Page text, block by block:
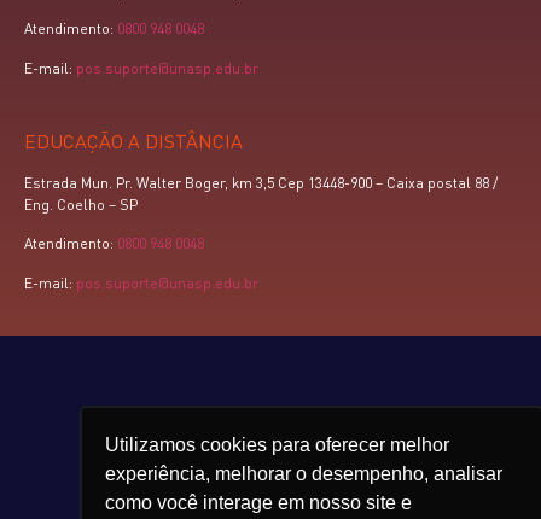
Utilizamos cookies para oferecer melhor
experiência, melhorar o desempenho, analisar
como você interage em nosso site e
Atendimento: 0800 948 0048
E-mail: pos.suporte@unasp.edu.br
EDUCAÇÃO A DISTÂNCIA
Estrada Mun. Pr. Walter Boger, km 3,5 Cep 13448-900 – Caixa postal 88 /
Eng. Coelho – SP
Atendimento: 0800 948 0048
E-mail: pos.suporte@unasp.edu.br